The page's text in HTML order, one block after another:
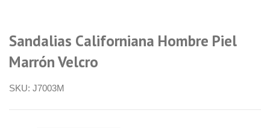
Sandalias Californiana Hombre Piel
Marrón Velcro
SKU: J7003M